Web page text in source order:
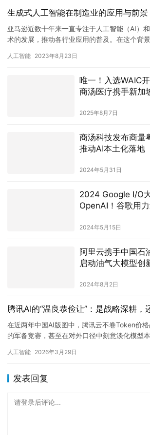
生成式人工智能在制造业的应用与前景
亚马逊近数十年来一直专注于人工智能（AI）
术的发展，推动各行业应用的普及。在这个背
人工智能 2023年8月23日
唯一！入选WAIC
商汤医疗携手新加
2025年8月7日
商汤科技发布商量
推动AI本土化落地
2024年5月31日
2024 Google I/O
OpenAI！谷歌用
2024年5月15日
阿里云携手中国石
启动油气大模型创
2024年8月2日
腾讯AI的“温良恭俭让”：是战略深耕，
在近两年中国AI版图中，腾讯云不卷Token价
的军备竞赛，甚至在对外口径中刻意淡化模型
人工智能 2026年3月29日
发表回复
请登录后评论...